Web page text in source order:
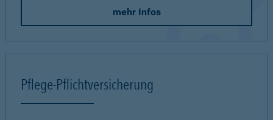
mehr Infos
Pflege-Pflichtversicherung